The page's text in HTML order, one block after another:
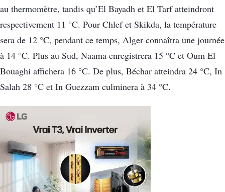
au thermomètre, tandis qu’El Bayadh et El Tarf atteindront
respectivement 11 °C. Pour Chlef et Skikda, la température
sera de 12 °C, pendant ce temps, Alger connaîtra une journée
à 14 °C. Plus au Sud, Naama enregistrera 15 °C et Oum El
Bouaghi affichera 16 °C. De plus, Béchar atteindra 24 °C, In
Salah 28 °C et In Guezzam culminera à 34 °C.